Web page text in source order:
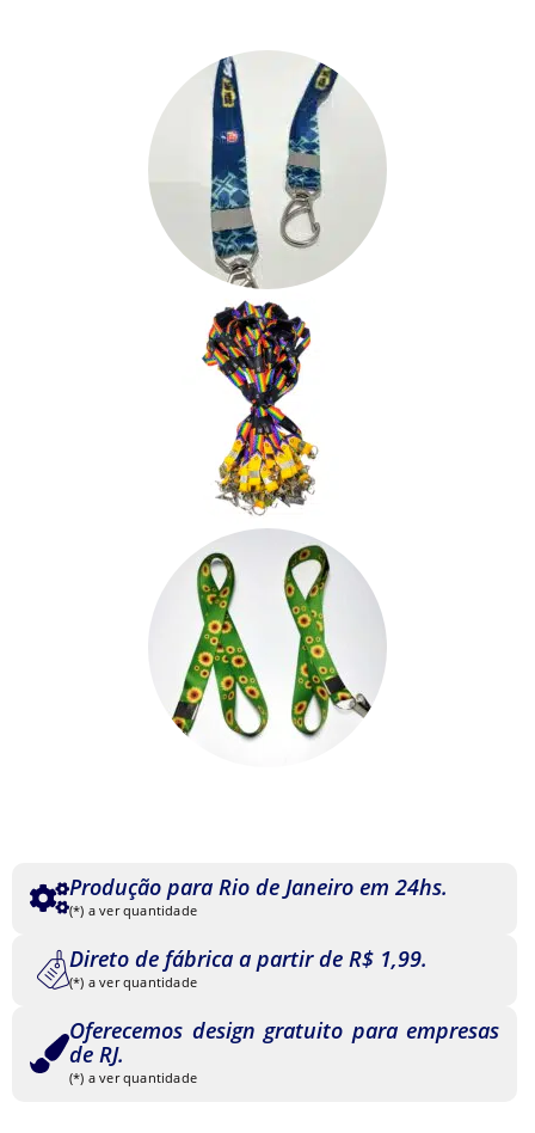
Produção para Rio de Janeiro em 24hs.
(*) a ver quantidade
Direto de fábrica a partir de R$ 1,99.
(*) a ver quantidade
Oferecemos design gratuito para empresas
de RJ.
(*) a ver quantidade